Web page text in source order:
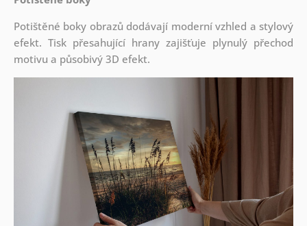
Potištěné boky obrazů dodávají moderní vzhled a stylový
efekt. Tisk přesahující hrany zajišťuje plynulý přechod
motivu a působivý 3D efekt.